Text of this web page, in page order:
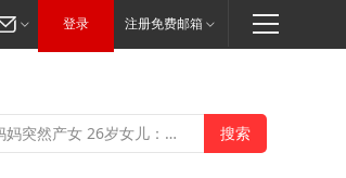
登录 注册免费邮箱